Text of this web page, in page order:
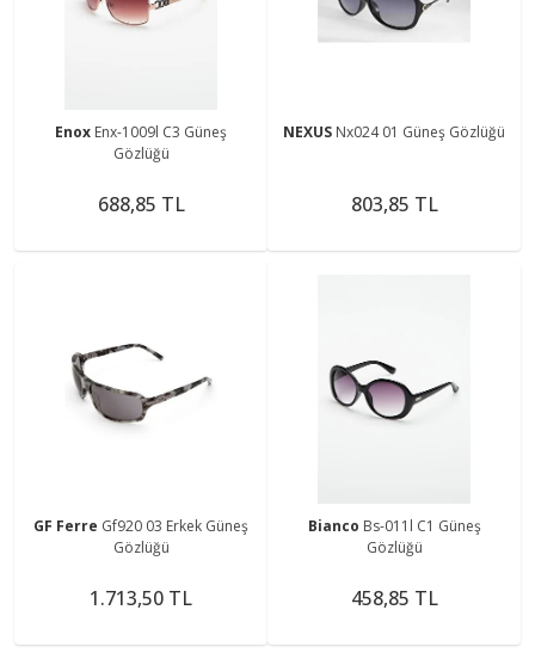
Enox Enx-1009l C3 Güneş
Gözlüğü
688,85 TL
NEXUS Nx024 01 Güneş Gözlüğü
803,85 TL
GF Ferre Gf920 03 Erkek Güneş
Gözlüğü
1.713,50 TL
Bianco Bs-011l C1 Güneş
Gözlüğü
458,85 TL